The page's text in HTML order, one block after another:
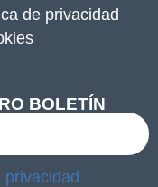
de privacidad
BOLETÍN
privacidad